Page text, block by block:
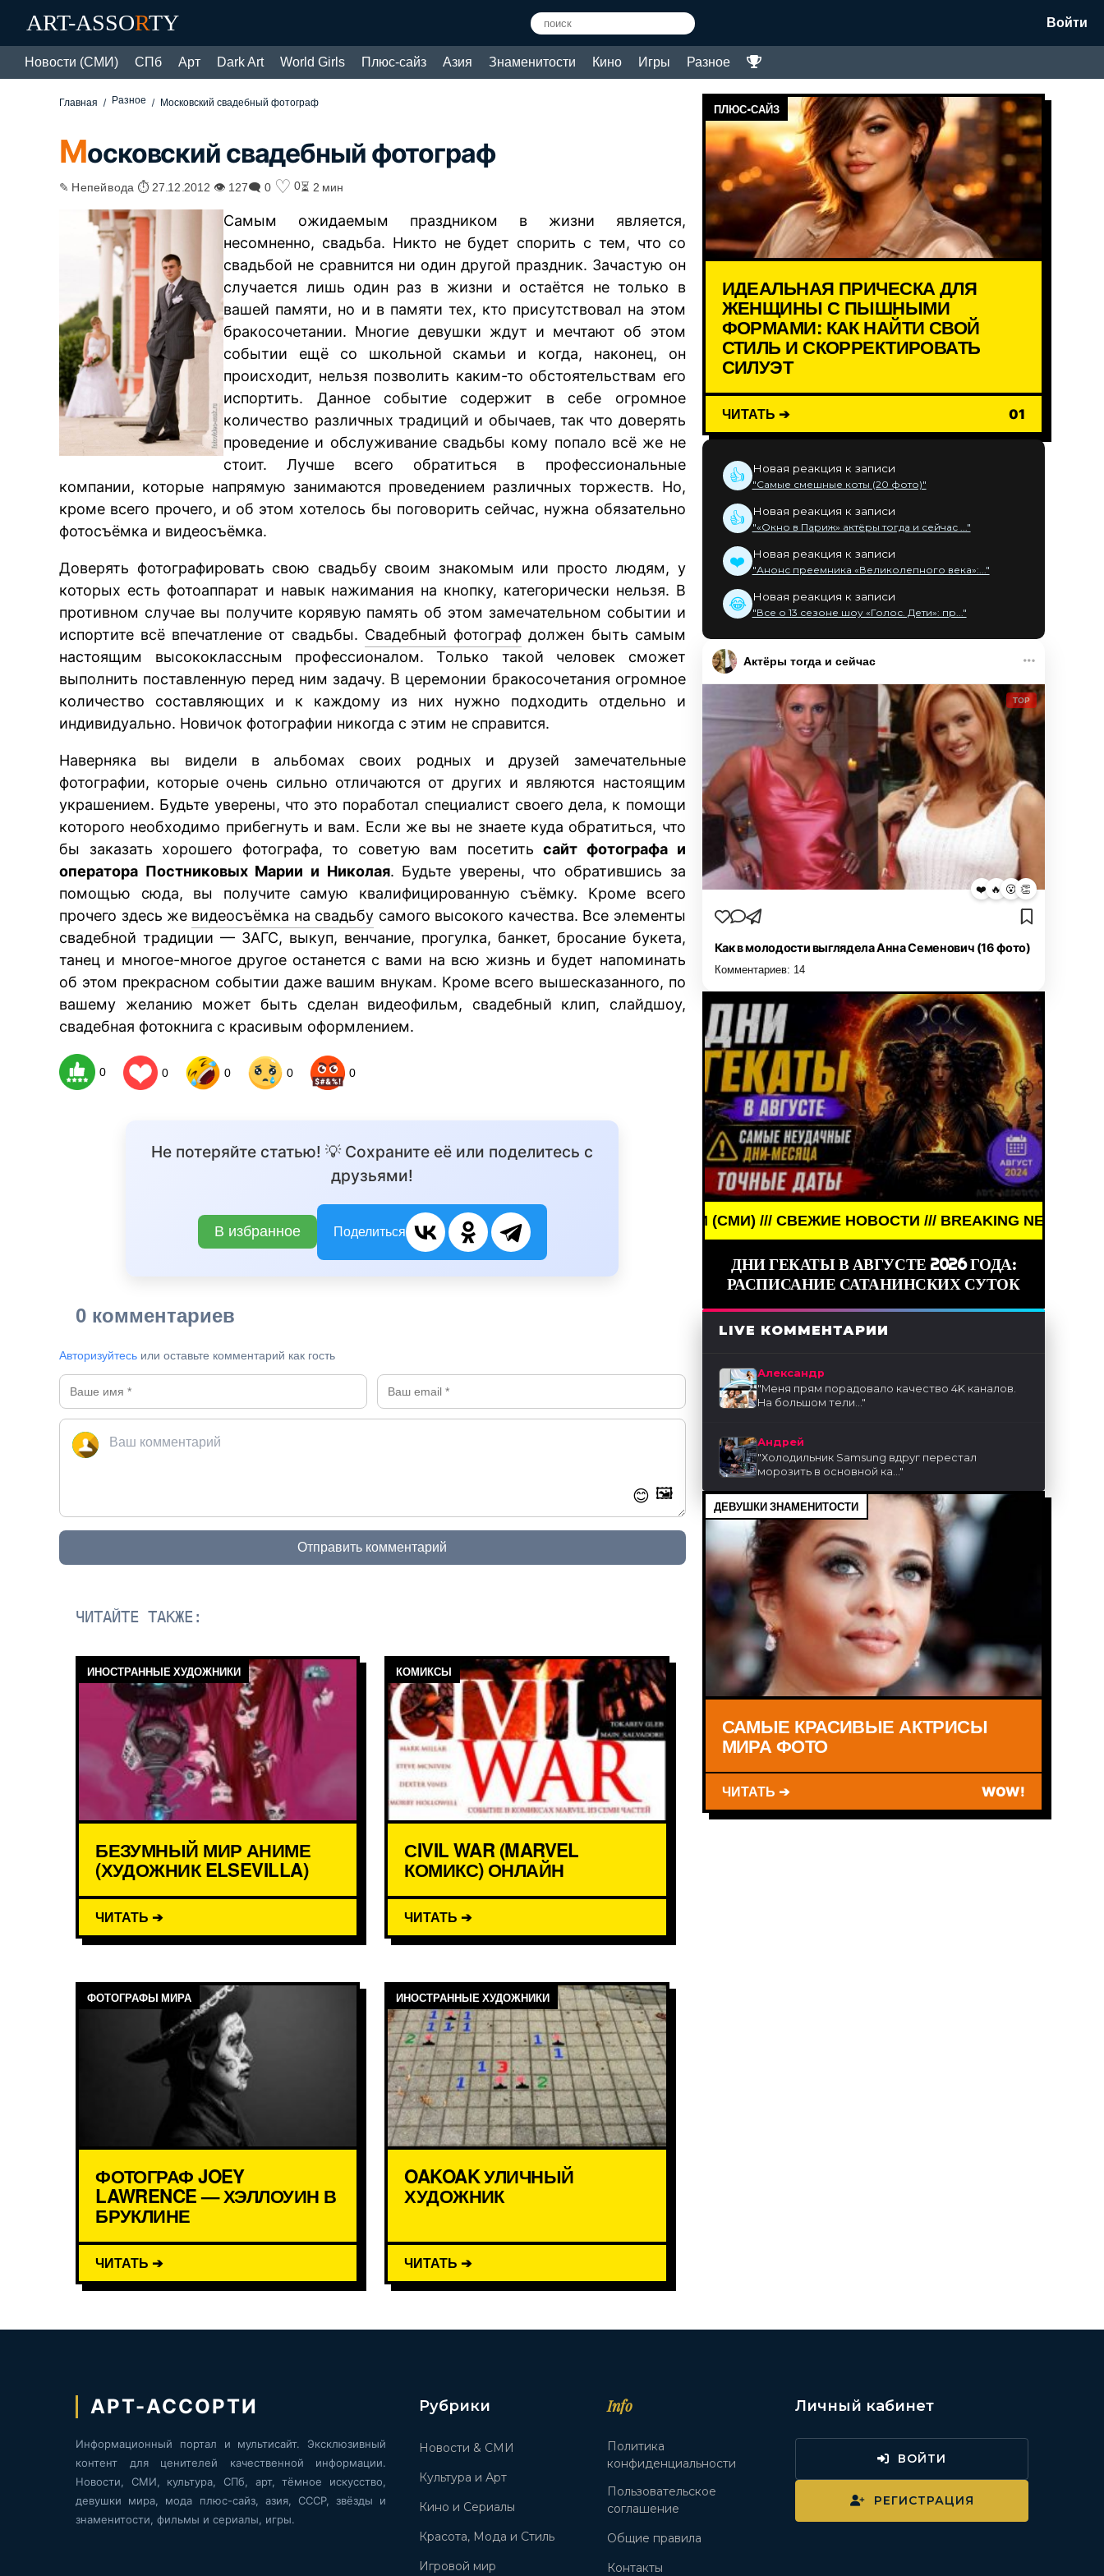
ART-ASSORTY Войти
Новости (СМИ) СПб Арт Dark Art World Girls Плюс-сайз Азия Знаменитости Кино Игры Разное
Главная Разное Московский свадебный фотограф
Московский свадебный фотограф
✎ Непейвода ⏱ 27.12.2012 👁 127🗨 0 ♡ 0⏳ 2 мин
Самым ожидаемым праздником в жизни является,
несомненно, свадьба. Никто не будет спорить с тем, что со
свадьбой не сравнится ни один другой праздник. Зачастую он
случается лишь один раз в жизни и остаётся не только в
вашей памяти, но и в памяти тех, кто присутствовал на этом
бракосочетании. Многие девушки ждут и мечтают об этом
событии ещё со школьной скамьи и когда, наконец, он
происходит, нельзя позволить каким-то обстоятельствам его
испортить. Данное событие содержит в себе огромное
количество различных традиций и обычаев, так что доверять
проведение и обслуживание свадьбы кому попало всё же не
стоит. Лучше всего обратиться в профессиональные
компании, которые напрямую занимаются проведением различных торжеств. Но,
кроме всего прочего, и об этом хотелось бы поговорить сейчас, нужна обязательно
фотосъёмка и видеосъёмка.
Доверять фотографировать свою свадьбу своим знакомым или просто людям, у
которых есть фотоаппарат и навык нажимания на кнопку, категорически нельзя. В
противном случае вы получите корявую память об этом замечательном событии и
испортите всё впечатление от свадьбы. Свадебный фотограф должен быть самым
настоящим высококлассным профессионалом. Только такой человек сможет
выполнить поставленную перед ним задачу. В церемонии бракосочетания огромное
количество составляющих и к каждому из них нужно подходить отдельно и
индивидуально. Новичок фотографии никогда с этим не справится.
Наверняка вы видели в альбомах своих родных и друзей замечательные
фотографии, которые очень сильно отличаются от других и являются настоящим
украшением. Будьте уверены, что это поработал специалист своего дела, к помощи
которого необходимо прибегнуть и вам. Если же вы не знаете куда обратиться, что
бы заказать хорошего фотографа, то советую вам посетитьсайт фотографа и
оператора Постниковых Марии и Николая. Будьте уверены, что обратившись за
помощью сюда, вы получите самую квалифицированную съёмку. Кроме всего
прочего здесь же видеосъёмка на свадьбу самого высокого качества. Все элементы
свадебной традиции — ЗАГС, выкуп, венчание, прогулка, банкет, бросание букета,
танец и многое-многое другое останется с вами на всю жизнь и будет напоминать
об этом прекрасном событии даже вашим внукам. Кроме всего вышесказанного, по
вашему желанию может быть сделан видеофильм, свадебный клип, слайдшоу,
свадебная фотокнига с красивым оформлением.
0 0 0 0 0
Не потеряйте статью! 💡 Сохраните её или поделитесь с
друзьями!
В избранное Поделиться
0 комментариев
Авторизуйтесь или оставьте комментарий как гость
😊 🖼️
Отправить комментарий
ЧИТАЙТЕ ТАКЖЕ:
ИНОСТРАННЫЕ ХУДОЖНИКИ
БЕЗУМНЫЙ МИР АНИМЕ
(ХУДОЖНИК ELSEVILLA)
ЧИТАТЬ ➔
КОМИКСЫ
СIVIL WAR (MARVEL
КОМИКС) ОНЛАЙН
ЧИТАТЬ ➔
ФОТОГРАФЫ МИРА
ФОТОГРАФ JOEY
LAWRENCE — ХЭЛЛОУИН В
БРУКЛИНЕ
ЧИТАТЬ ➔
ИНОСТРАННЫЕ ХУДОЖНИКИ
OAKOAK УЛИЧНЫЙ
ХУДОЖНИК
ЧИТАТЬ ➔
ПЛЮС-САЙЗ
ИДЕАЛЬНАЯ ПРИЧЕСКА ДЛЯ
ЖЕНЩИНЫ С ПЫШНЫМИ
ФОРМАМИ: КАК НАЙТИ СВОЙ
СТИЛЬ И СКОРРЕКТИРОВАТЬ
СИЛУЭТ
ЧИТАТЬ ➔ 01
👍 Новая реакция к записи
"Самые смешные коты (20 фото)"
👍 Новая реакция к записи
"«Окно в Париж» актёры тогда и сейчас ..."
❤️ Новая реакция к записи
"Анонс преемника «Великолепного века»:..."
😂 Новая реакция к записи
"Все о 13 сезоне шоу «Голос. Дети»: пр..."
Актёры тогда и сейчас
TOP
❤️ 🔥 😮 👏
Как в молодости выглядела Анна Семенович (16 фото)
Комментариев: 14
BREAKING NEWS /// НОВОСТИ (СМИ) /// СВЕЖИЕ НОВОСТИ /// BREAKING NEWS /// НОВОСТИ
ДНИ ГЕКАТЫ В АВГУСТЕ 2026 ГОДА:
РАСПИСАНИЕ САТАНИНСКИХ СУТОК
LIVE КОММЕНТАРИИ
Александр
"Меня прям порадовало качество 4K каналов.
На большом тели..."
Андрей
"Холодильник Samsung вдруг перестал
морозить в основной ка..."
ДЕВУШКИ ЗНАМЕНИТОСТИ
САМЫЕ КРАСИВЫЕ АКТРИСЫ
МИРА ФОТО
ЧИТАТЬ ➔ WOW!
АРТ-АССОРТИ
Информационный портал и мультисайт. Эксклюзивный
контент для ценителей качественной информации.
Новости, СМИ, культура, СПб, арт, тёмное искусство,
девушки мира, мода плюс-сайз, азия, СССР, звёзды и
знаменитости, фильмы и сериалы, игры.
Рубрики
Новости & СМИ
Культура и Арт
Кино и Сериалы
Красота, Мода и Стиль
Игровой мир
Info
Политика
конфиденциальности
Пользовательское
соглашение
Общие правила
Контакты
Личный кабинет
ВОЙТИ
РЕГИСТРАЦИЯ